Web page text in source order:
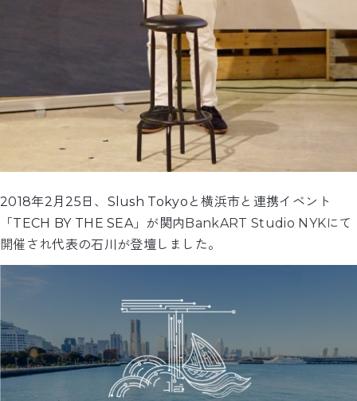
2018年2月25日、Slush Tokyoと横浜市と連携イベント
「TECH BY THE SEA」が関内BankART Studio NYKにて
開催され代表の石川が登壇しました。